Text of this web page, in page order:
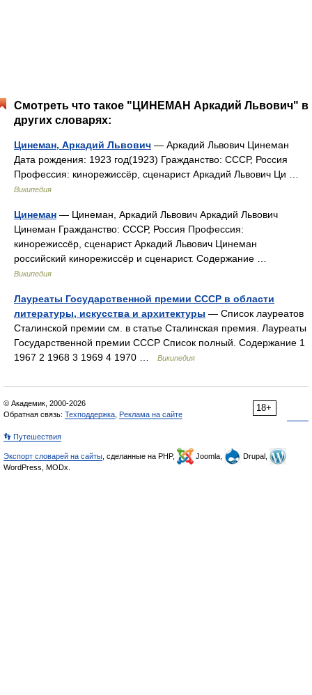
Смотреть что такое "ЦИНЕМАН Аркадий Львович" в
других словарях:
Цинеман, Аркадий Львович — Аркадий Львович Цинеман
Дата рождения: 1923 год(1923) Гражданство: СССР, Россия
Профессия: кинорежиссёр, сценарист Аркадий Львович Ци …
Википедия
Цинеман — Цинеман, Аркадий Львович Аркадий Львович
Цинеман Гражданство: СССР, Россия Профессия:
кинорежиссёр, сценарист Аркадий Львович Цинеман
российский кинорежиссёр и сценарист. Содержание …
Википедия
Лауреаты Государственной премии СССР в области
литературы, искусства и архитектуры — Список лауреатов
Сталинской премии см. в статье Сталинская премия. Лауреаты
Государственной премии СССР Список полный. Содержание 1
1967 2 1968 3 1969 4 1970 …
Википедия
18+
© Академик, 2000-2026
Обратная связь: Техподдержка Реклама на сайте
👣 Путешествия
Экспорт словарей на сайты , сделанные на PHP, Joomla,
Drupal,
WordPress, MODx.